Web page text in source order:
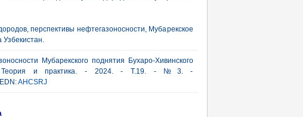
перспективы нефтегазоносности, Мубарекское
Узбекистан.
Мубарекского поднятия Бухаро-Хивинского
Теория и практика. - 2024. - Т.19. - №3. -
AHCSRJ